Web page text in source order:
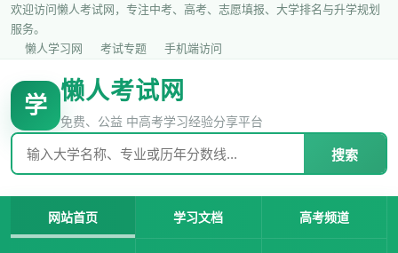
欢迎访问懒人考试网，专注中考、高考、志愿填报、大学排名与升学规划
服务。
懒人学习网
考试专题 手机端访问
学
懒人考试网
免费、公益 中高考学习经验分享平台
搜索
网站首页 学习文档 高考频道